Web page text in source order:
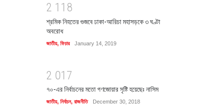
2 1 1 8
শ্রমিক নিহতের গুজবে ঢাকা-আরিচা মহাসড়কে ৩ ঘণ্টা
অবরোধ
জাতীয়, ফিচার January 14, 2019
2 01 7
৭০-এর নির্বাচনের মতো গণজোয়ার সৃষ্টি হয়েছেঃ নাসিম
জাতীয়, নির্বাচন, রাজনীতি December 30, 2018